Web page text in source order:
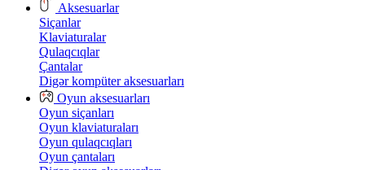
Aksesuarlar
Siçanlar
Klaviaturalar
Qulaqcıqlar
Çantalar
Digər kompüter aksesuarları
Oyun aksesuarları
Oyun siçanları
Oyun klaviaturaları
Oyun qulaqcıqları
Oyun çantaları